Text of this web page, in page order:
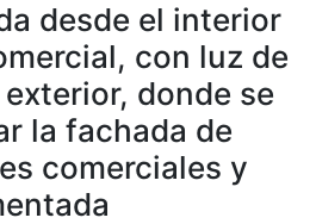
desde el interior
con luz de
donde se
la fachada de
comerciales y